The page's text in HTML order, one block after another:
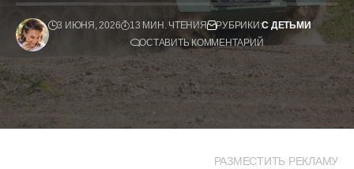
3 ИЮНЯ, 2026 13 МИН. ЧТЕНИЯ РУБРИКИ:С ДЕТЬМИ
ОСТАВИТЬ КОММЕНТАРИЙ
РАЗМЕСТИТЬ РЕКЛАМУ